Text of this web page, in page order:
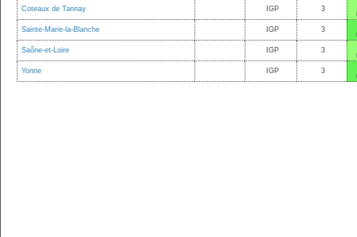
Coteaux de Tannay
IGP 3
Sainte-Marie-la-Blanche
IGP 3
Saône-et-Loire
IGP 3
Yonne
IGP 3